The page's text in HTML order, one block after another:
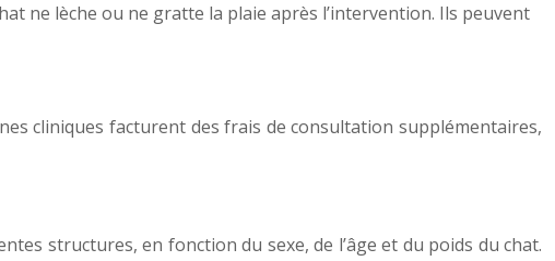
ne lèche ou ne gratte la plaie après l’intervention. Ils peuvent
cliniques facturent des frais de consultation supplémentaires,
structures, en fonction du sexe, de l’âge et du poids du chat.